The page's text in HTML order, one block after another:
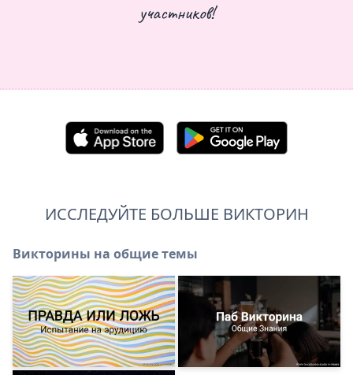
участников!
ИССЛЕДУЙТЕ БОЛЬШЕ ВИКТОРИН
Викторины на общие темы